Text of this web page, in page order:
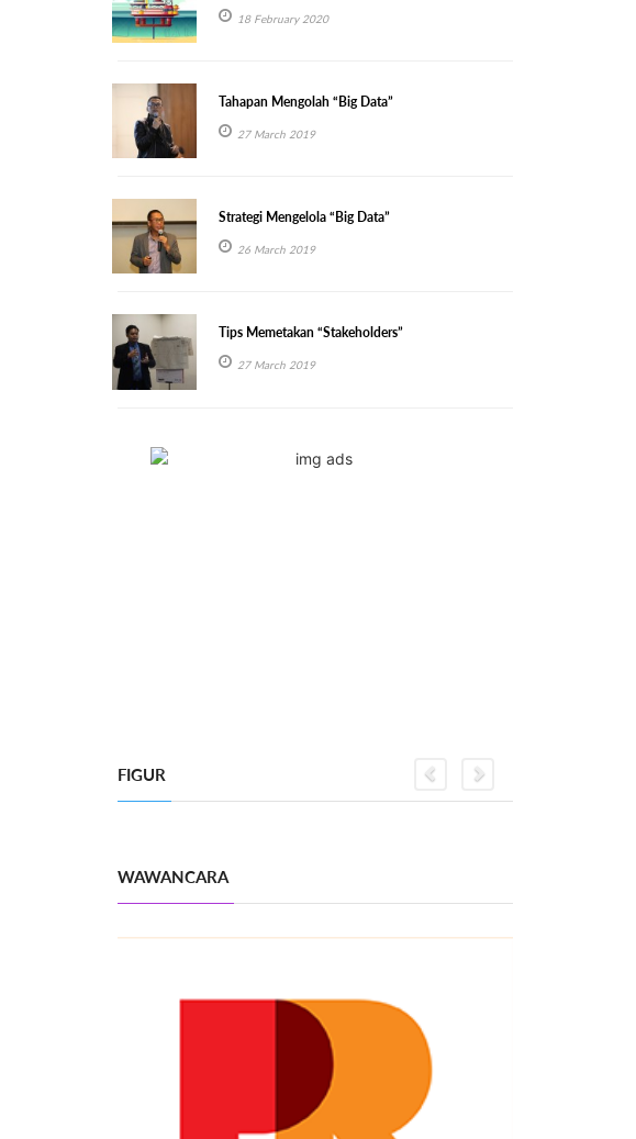
18 February 2020
Tahapan Mengolah “Big Data”
27 March 2019
Strategi Mengelola “Big Data”
26 March 2019
Tips Memetakan “Stakeholders”
27 March 2019
FIGUR
WAWANCARA